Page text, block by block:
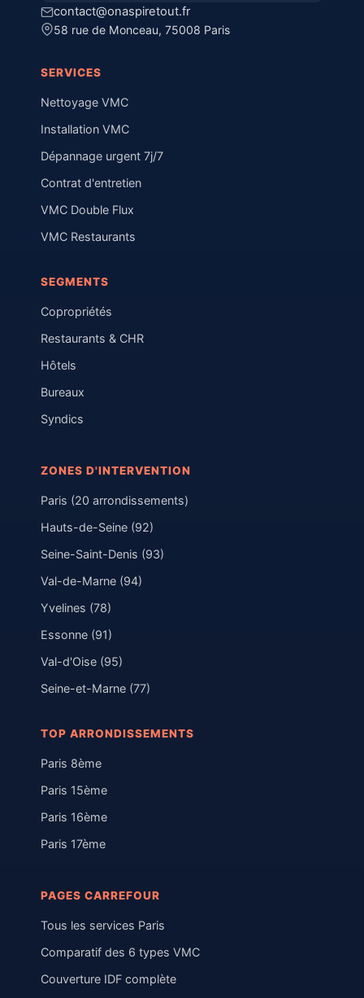
contact@onaspiretout.fr
58 rue de Monceau, 75008 Paris
SERVICES
Nettoyage VMC
Installation VMC
Dépannage urgent 7j/7
Contrat d'entretien
VMC Double Flux
VMC Restaurants
SEGMENTS
Copropriétés
Restaurants & CHR
Hôtels
Bureaux
Syndics
ZONES D'INTERVENTION
Paris (20 arrondissements)
Hauts-de-Seine (92)
Seine-Saint-Denis (93)
Val-de-Marne (94)
Yvelines (78)
Essonne (91)
Val-d'Oise (95)
Seine-et-Marne (77)
TOP ARRONDISSEMENTS
Paris 8ème
Paris 15ème
Paris 16ème
Paris 17ème
PAGES CARREFOUR
Tous les services Paris
Comparatif des 6 types VMC
Couverture IDF complète